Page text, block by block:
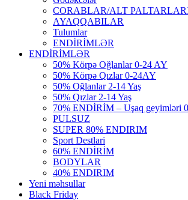
CORABLAR/ALT
AYAQQABILAR
Tulumlar
ENDİRİMLƏR
ENDİRİMLƏR
50% Körpə Oğlanlar 0-24 AY
50% Körpə Qızlar 0-24AY
50% Oğlanlar 2-14 Yaş
50% Qızlar 2-14 Yaş
70% ENDİRİM – Uşaq geyimləri
PULSUZ
SUPER 80% ENDIRIM
Sport Destlari
60% ENDİRİM
BODYLAR
40% ENDIRIM
Yeni məhsullar
Black Friday